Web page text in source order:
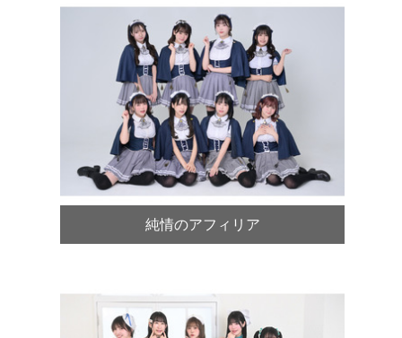
純情のアフィリア